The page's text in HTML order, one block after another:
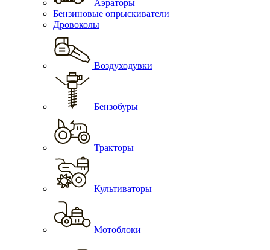
Аэраторы
Бензиновые опрыскиватели
Дровоколы
Воздуходувки
Бензобуры
Тракторы
Культиваторы
Мотоблоки